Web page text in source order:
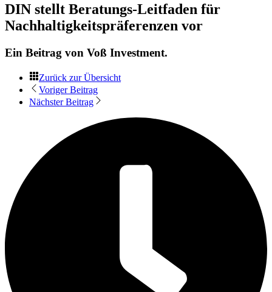
DIN stellt Beratungs-Leitfaden für
Nachhaltigkeitspräferenzen vor
Ein Beitrag von Voß Investment.
Zurück zur Übersicht
Voriger Beitrag
Nächster Beitrag